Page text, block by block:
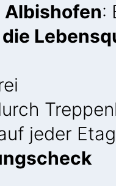
Albishofen:
jeder